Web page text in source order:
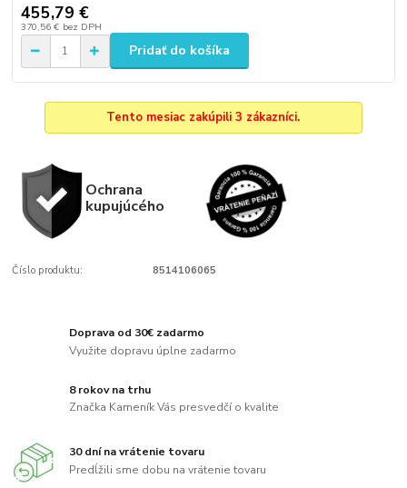
455,79 €
370,56 € bez DPH
Pridať do košíka
Tento mesiac zakúpili 3 zákazníci.
Ochrana
kupujúcého
Číslo produktu: 8514106065
Doprava od 30€ zadarmo
Využite dopravu úplne zadarmo
8 rokov na trhu
Značka Kameník Vás presvedčí o kvalite
30 dní na vrátenie tovaru
Predĺžili sme dobu na vrátenie tovaru